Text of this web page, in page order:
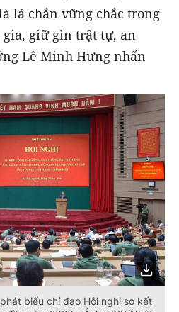
lá chắn vững chắc trong
giữ gìn trật tự, an
Lê Minh Hưng nhấn
biểu chỉ đạo Hội nghị sơ kết